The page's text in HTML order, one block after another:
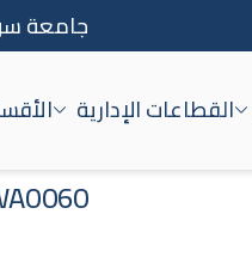
جامعة
القطاعات الإدارية